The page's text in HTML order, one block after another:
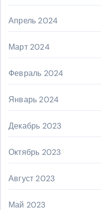
Апрель 2024
Март 2024
Февраль 2024
Январь 2024
Декабрь 2023
Октябрь 2023
Август 2023
Май 2023